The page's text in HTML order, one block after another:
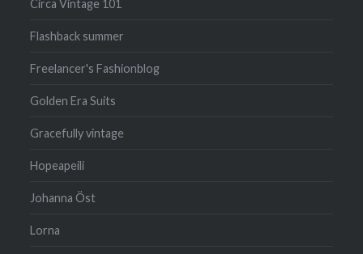
Circa Vintage 101
Flashback summer
Freelancer's Fashionblog
Golden Era Suits
Gracefully vintage
Hopeapeili
Johanna Öst
Lorna